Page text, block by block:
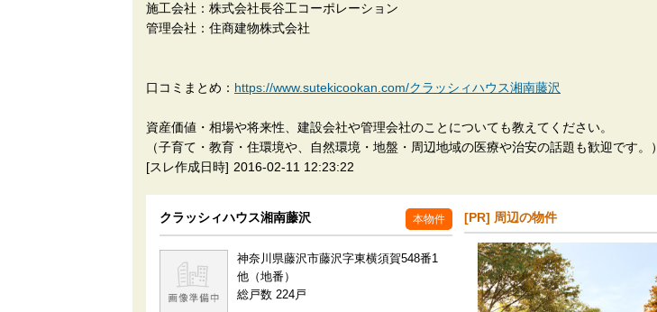
施工会社：株式会社長谷工コーポレーション
管理会社：住商建物株式会社
口コミまとめ： https://www.sutekicookan.com/クラッシィハウス湘南藤沢
資産価値・相場や将来性、建設会社や管理会社のことについても教えてください。
（子育て・教育・住環境や、自然環境・地盤・周辺地域の医療や治安の話題も歓迎です。）
[スレ作成日時] 2016-02-11 12:23:22
クラッシィハウス湘南藤沢 本物件
神奈川県藤沢市藤沢字東横須賀548番1
他（地番）
総戸数 224戸
[PR] 周辺の物件